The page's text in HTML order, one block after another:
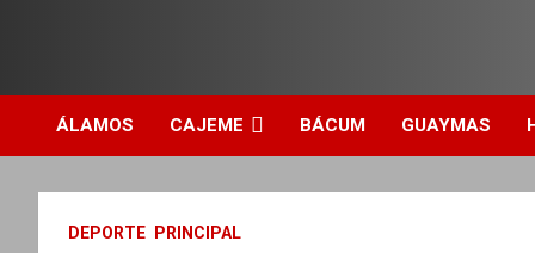
ÁLAMOS CAJEME BÁCUM GUAYMAS
DEPORTE PRINCIPAL